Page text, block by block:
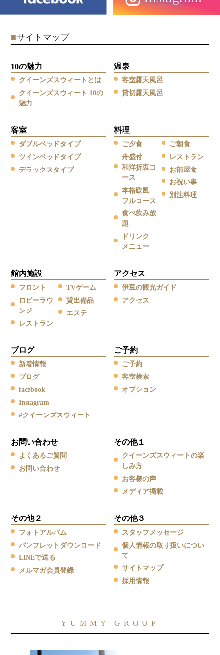
■サイトマップ
10の魅力
クイーンズスウィートとは
クイーンズスウィート 10の
魅力
温泉
客室露天風呂
貸切露天風呂
客室
ダブルベッドタイプ
ツインベッドタイプ
デラックスタイプ
料理
ご夕食
舟盛付
和洋折衷コ
ース
本格欧風
フルコース
食べ飲み放
題
ドリンク
メニュー
ご朝食
レストラン
お部屋食
お祝い事
別注料理
館内施設
フロント
ロビーラウ
ンジ
レストラン
TVゲーム
貸出備品
エステ
アクセス
伊豆の観光ガイド
アクセス
ブログ
新着情報
ブログ
facebook
Instagram
#クイーンズスウィート
ご予約
ご予約
客室検索
オプション
お問い合わせ
よくあるご質問
お問い合わせ
その他１
クイーンズスウィートの楽
しみ方
お客様の声
メディア掲載
その他２
フォトアルバム
パンフレットダウンロード
LINEで送る
メルマガ会員登録
その他３
スタッフメッセージ
個人情報の取り扱いについ
て
サイトマップ
採用情報
YUMMY GROUP